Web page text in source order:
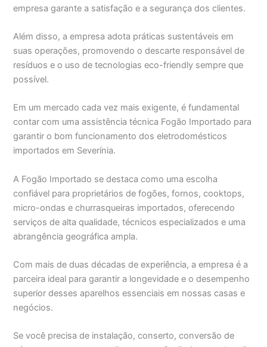
empresa garante a satisfação e a segurança dos clientes.
Além disso, a empresa adota práticas sustentáveis em
suas operações, promovendo o descarte responsável de
resíduos e o uso de tecnologias eco-friendly sempre que
possível.
Em um mercado cada vez mais exigente, é fundamental
contar com uma assistência técnica Fogão Importado para
garantir o bom funcionamento dos eletrodomésticos
importados em Severínia.
A Fogão Importado se destaca como uma escolha
confiável para proprietários de fogões, fornos, cooktops,
micro-ondas e churrasqueiras importados, oferecendo
serviços de alta qualidade, técnicos especializados e uma
abrangência geográfica ampla.
Com mais de duas décadas de experiência, a empresa é a
parceira ideal para garantir a longevidade e o desempenho
superior desses aparelhos essenciais em nossas casas e
negócios.
Se você precisa de instalação, conserto, conversão de